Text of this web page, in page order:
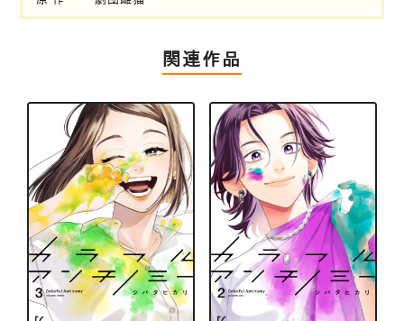
関連作品